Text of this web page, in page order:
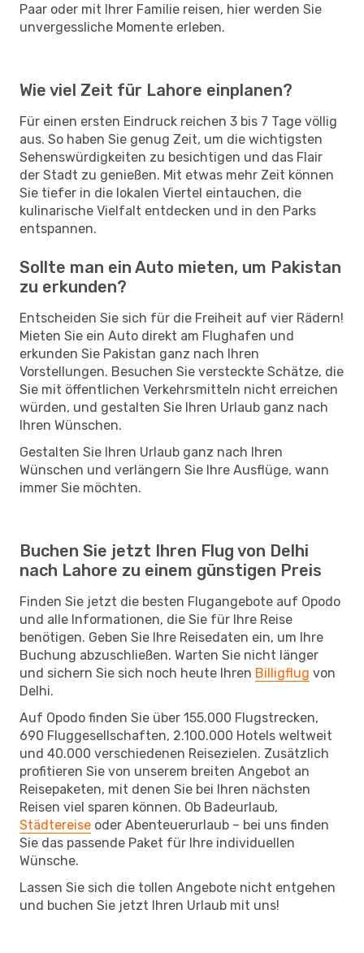
Paar oder mit Ihrer Familie reisen, hier werden Sie
unvergessliche Momente erleben.
Wie viel Zeit für Lahore einplanen?
Für einen ersten Eindruck reichen 3 bis 7 Tage völlig
aus. So haben Sie genug Zeit, um die wichtigsten
Sehenswürdigkeiten zu besichtigen und das Flair
der Stadt zu genießen. Mit etwas mehr Zeit können
Sie tiefer in die lokalen Viertel eintauchen, die
kulinarische Vielfalt entdecken und in den Parks
entspannen.
Sollte man ein Auto mieten, um Pakistan
zu erkunden?
Entscheiden Sie sich für die Freiheit auf vier Rädern!
Mieten Sie ein Auto direkt am Flughafen und
erkunden Sie Pakistan ganz nach Ihren
Vorstellungen. Besuchen Sie versteckte Schätze, die
Sie mit öffentlichen Verkehrsmitteln nicht erreichen
würden, und gestalten Sie Ihren Urlaub ganz nach
Ihren Wünschen.
Gestalten Sie Ihren Urlaub ganz nach Ihren
Wünschen und verlängern Sie Ihre Ausflüge, wann
immer Sie möchten.
Buchen Sie jetzt Ihren Flug von Delhi
nach Lahore zu einem günstigen Preis
Finden Sie jetzt die besten Flugangebote auf Opodo
und alle Informationen, die Sie für Ihre Reise
benötigen. Geben Sie Ihre Reisedaten ein, um Ihre
Buchung abzuschließen. Warten Sie nicht länger
und sichern Sie sich noch heute Ihren Billigflug von
Delhi.
Auf Opodo finden Sie über 155.000 Flugstrecken,
690 Fluggesellschaften, 2.100.000 Hotels weltweit
und 40.000 verschiedenen Reisezielen. Zusätzlich
profitieren Sie von unserem breiten Angebot an
Reisepaketen, mit denen Sie bei Ihren nächsten
Reisen viel sparen können. Ob Badeurlaub,
Städtereise oder Abenteuerurlaub – bei uns finden
Sie das passende Paket für Ihre individuellen
Wünsche.
Lassen Sie sich die tollen Angebote nicht entgehen
und buchen Sie jetzt Ihren Urlaub mit uns!